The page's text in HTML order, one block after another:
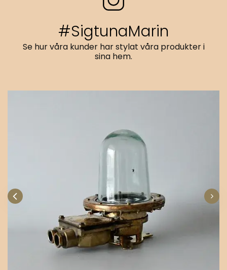
#SigtunaMarin
Se hur våra kunder har stylat våra produkter i
sina hem.